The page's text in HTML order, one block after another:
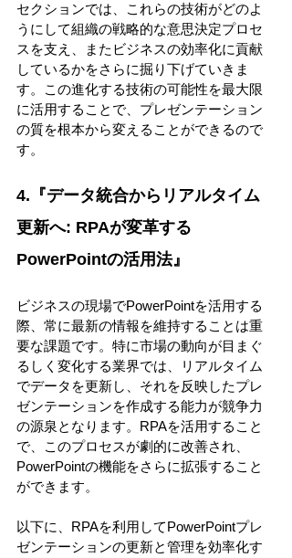
セクションでは、これらの技術がどのよ
うにして組織の戦略的な意思決定プロセ
スを支え、またビジネスの効率化に貢献
しているかをさらに掘り下げていきま
す。この進化する技術の可能性を最大限
に活用することで、プレゼンテーション
の質を根本から変えることができるので
す。
4.『データ統合からリアルタイム
更新へ: RPAが変革する
PowerPointの活用法』
ビジネスの現場でPowerPointを活用する
際、常に最新の情報を維持することは重
要な課題です。特に市場の動向が目まぐ
るしく変化する業界では、リアルタイム
でデータを更新し、それを反映したプレ
ゼンテーションを作成する能力が競争力
の源泉となります。RPAを活用すること
で、このプロセスが劇的に改善され、
PowerPointの機能をさらに拡張すること
ができます。
以下に、RPAを利用してPowerPointプレ
ゼンテーションの更新と管理を効率化す